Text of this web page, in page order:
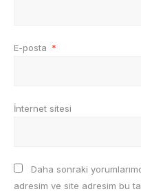
E-posta *
İnternet sitesi
Daha sonraki
adresim ve site adresim bu